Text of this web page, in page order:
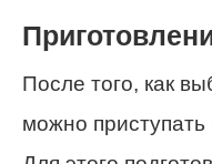
После того, как
можно